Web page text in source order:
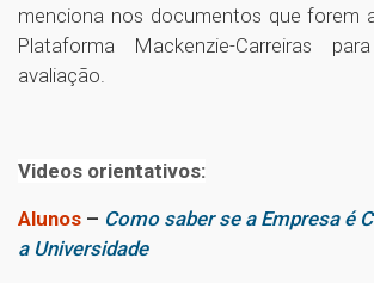
menciona nos documentos que forem
Plataforma Mackenzie-Carreiras
avaliação.
Videos orientativos:
Alunos – Como saber se a Empresa é
a Universidade